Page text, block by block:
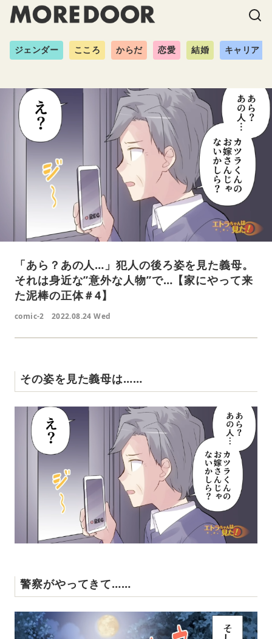
ジェンダー こころ からだ 恋愛 結婚 キャリア
「あら？あの人…」犯人の後ろ姿を見た義母。
それは身近な”意外な人物”で…【家にやって来
た泥棒の正体＃4】
comic-2 2022.08.24 Wed
その姿を見た義母は……
警察がやってきて……